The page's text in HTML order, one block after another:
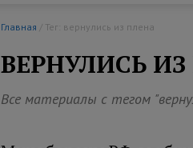
Главная / Тег: вернулись из плена
ВЕРНУЛИСЬ
Все материалы с тегом